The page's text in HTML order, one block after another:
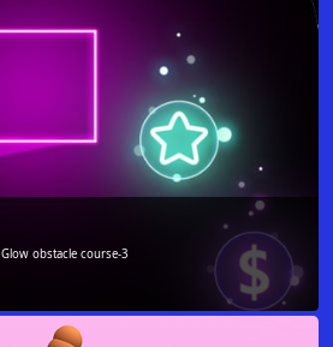
Glow obstacle course-3